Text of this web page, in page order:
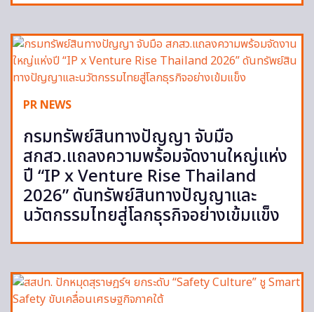
PR NEWS
กรมทรัพย์สินทางปัญญา จับมือ
สกสว.แถลงความพร้อมจัดงานใหญ่แห่ง
ปี “IP x Venture Rise Thailand
2026” ดันทรัพย์สินทางปัญญาและ
นวัตกรรมไทยสู่โลกธุรกิจอย่างเข้มแข็ง